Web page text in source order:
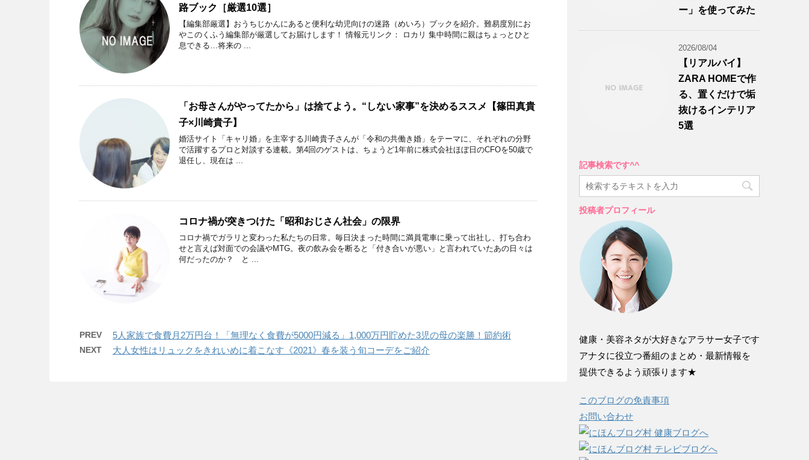
路ブック［厳選10選］
【編集部厳選】おうちじかんにあると便利な幼児向けの迷路（めいろ）ブックを紹介。難易度別にお
やこのくふう編集部が厳選してお届けします！ 情報元リンク： ロカリ 集中時間に親はちょっとひと
息できる…将来の ...
「お母さんがやってたから」は捨てよう。“しない家事”を決めるススメ【篠田真貴
子×川崎貴子】
婚活サイト「キャリ婚」を主宰する川崎貴子さんが「令和の共働き婚」をテーマに、それぞれの分野
で活躍するプロと対談する連載。第4回のゲストは、ちょうど1年前に株式会社ほぼ日のCFOを50歳で
退任し、現在は ...
コロナ禍が突きつけた「昭和おじさん社会」の限界
コロナ禍でガラリと変わった私たちの日常。毎日決まった時間に満員電車に乗って出社し、打ち合わ
せと言えば対面での会議やMTG。夜の飲み会を断ると「付き合いが悪い」と言われていたあの日々は
何だったのか？ と ...
PREV 5人家族で食費月2万円台！「無理なく食費が5000円減る」1,000万円貯めた3児の母の楽勝！節約術
NEXT 大人女性はリュックをきれいめに着こなす《2021》春を装う旬コーデをご紹介
ー」を使ってみた
2026/08/04
【リアルバイ】
ZARA HOMEで作
る、置くだけで垢
抜けるインテリア
5選
記事検索です^^
投稿者プロフィール
健康・美容ネタが大好きなアラサー女子です
アナタに役立つ番組のまとめ・最新情報を
提供できるよう頑張ります★
このブログの免責事項
お問い合わせ